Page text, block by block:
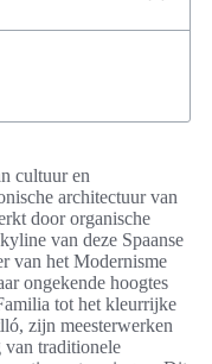
cultuur en
architectuur van
door organische
van deze Spaanse
van het Modernisme
ongekende hoogtes
tot het kleurrijke
zijn meesterwerken
van traditionele